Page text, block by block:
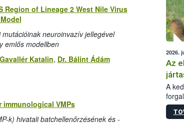
of Lineage 2 West Nile Virus
neuroinvazív jellegével
emlős modellben
Katalin, Dr. Bálint Ádám
VMPs
k) hivatali batchellenőrzésének és -
2026.
Az
A